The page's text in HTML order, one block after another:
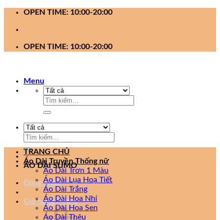
OPEN TIME: 10:00-20:00
OPEN TIME: 10:00-20:00
Menu
Tìm
Tìm
ÁO DÀI SUMO
Đăng nhập
Giỏ hàng /0₫ 0
TRANG CHỦ
Áo Dài Truyền Thống nữ
Áo Dài Trơn 1 Màu
Áo Dài Lụa Hoạ Tiết
Áo Dài Trắng
Áo Dài Hoa Nhí
Áo Dài Hoa Sen
Áo Dài Thêu